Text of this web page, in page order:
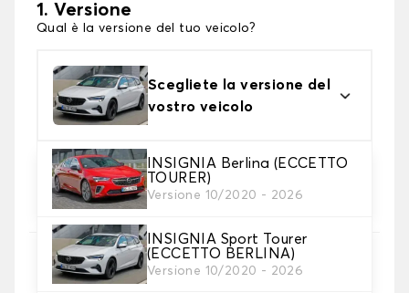
1. Versione
Qual è la versione del tuo veicolo?
Scegliete la versione del
vostro veicolo
INSIGNIA Berlina (ECCETTO
TOURER)
Versione 10/2020 - 2026
INSIGNIA Sport Tourer
(ECCETTO BERLINA)
Versione 10/2020 - 2026
2. Materiale
scegli il materiale del tappetini per baule
3. Colori dei tappetini
Scegli il materiale del tappetino baule.